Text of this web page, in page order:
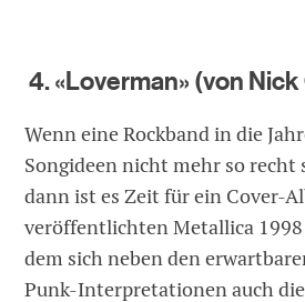
4. «Loverman» (von
Wenn eine Rockband in die
Songideen nicht mehr so recht
dann ist es Zeit für ein Cover-
veröffentlichten Metallica 1998
dem sich neben den
Punk-Interpretationen auch